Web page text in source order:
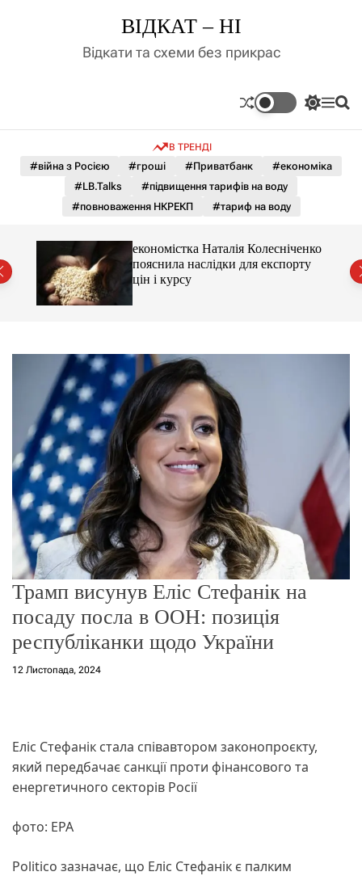
д
у
ВІДКАТ – НІ
Відкати та схеми без прикрас
П
м
к
а
о
л
ь
г
М П
В ТРЕНДІ
#війна з Росією #гроші #Приватбанк
#економіка
#LB.Talks
#підвищення тарифів на воду
#повноваження НКРЕКП
#тариф на воду
економістка Наталія Колесніченко
пояснила наслідки для експорту
цін і курсу
Трамп висунув Еліс Стефанік на
посаду посла в ООН: позиція
республіканки щодо України
12 Листопада, 2024
Еліс Стефанік стала співавтором законопроєкту,
який передбачає санкції проти фінансового та
енергетичного секторів Росії
фото: ЕРА
Politico зазначає, що Еліс Стефанік є палким